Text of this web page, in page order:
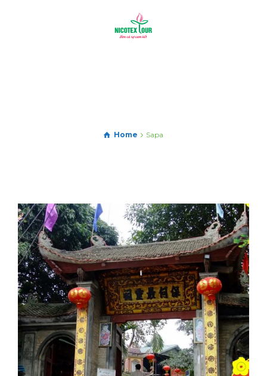
Home Sapa
ĐỀN BẢO HÀ (ÔNG HOÀNG
BẨY) – SAPA
Thời gian: 02 Ngày 01 đêm